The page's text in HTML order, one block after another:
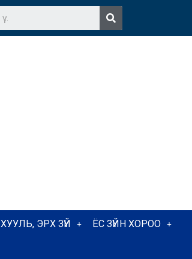
ХУУЛЬ, ЭРХ ЗҮЙ ЁС ЗҮЙН ХОРОО